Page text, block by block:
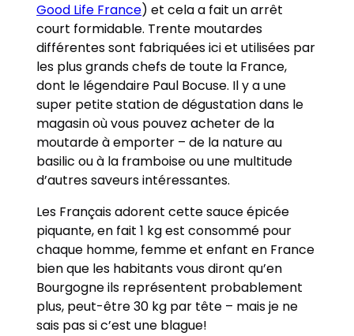
Good Life France) et cela a fait un arrêt
court formidable. Trente moutardes
différentes sont fabriquées ici et utilisées par
les plus grands chefs de toute la France,
dont le légendaire Paul Bocuse. Il y a une
super petite station de dégustation dans le
magasin où vous pouvez acheter de la
moutarde à emporter – de la nature au
basilic ou à la framboise ou une multitude
d’autres saveurs intéressantes.
Les Français adorent cette sauce épicée
piquante, en fait 1 kg est consommé pour
chaque homme, femme et enfant en France
bien que les habitants vous diront qu’en
Bourgogne ils représentent probablement
plus, peut-être 30 kg par tête – mais je ne
sais pas si c’est une blague!